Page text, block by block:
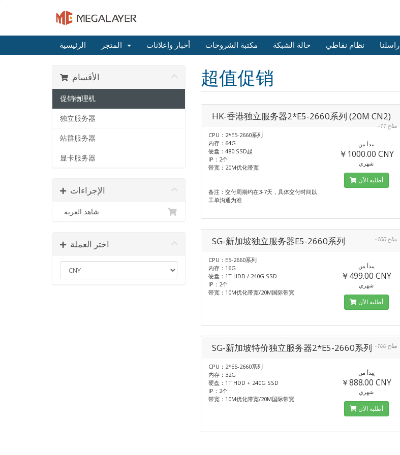
الرئيسية أخبار وإعلانات مكتبة الشروحات حالة الشبكة نظام نقاطي راسلنا
超值促销 الأقسام
促销物理机
独立服务器
站群服务器
显卡服务器
الإجراءات
شاهد العربة
اختر العملة
HK-香港独立服务器2*E5-2660系列 (20M CN2)
-11 متاح
CPU：2*E5-2660系列
内存：64G
硬盘：480 SSD起
IP：2个
带宽：20M优化带宽
备注：交付周期约在3-7天，具体交付时间以
工单沟通为准
يبدأ من
￥1000.00 CNY
شهري
أطلبه الآن
SG-新加坡独立服务器E5-2660系列 -100 متاح
CPU：E5-2660系列
内存：16G
硬盘：1T HDD / 240G SSD
IP：2个
带宽：10M优化带宽/20M国际带宽
يبدأ من
￥499.00 CNY
شهري
أطلبه الآن
SG-新加坡特价独立服务器2*E5-2660系列 -100 متاح
CPU：2*E5-2660系列
内存：32G
硬盘：1T HDD + 240G SSD
IP：2个
带宽：10M优化带宽/20M国际带宽
يبدأ من
￥888.00 CNY
شهري
أطلبه الآن